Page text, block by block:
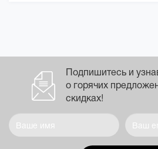
Подпишитесь и
о горячих
скидках!